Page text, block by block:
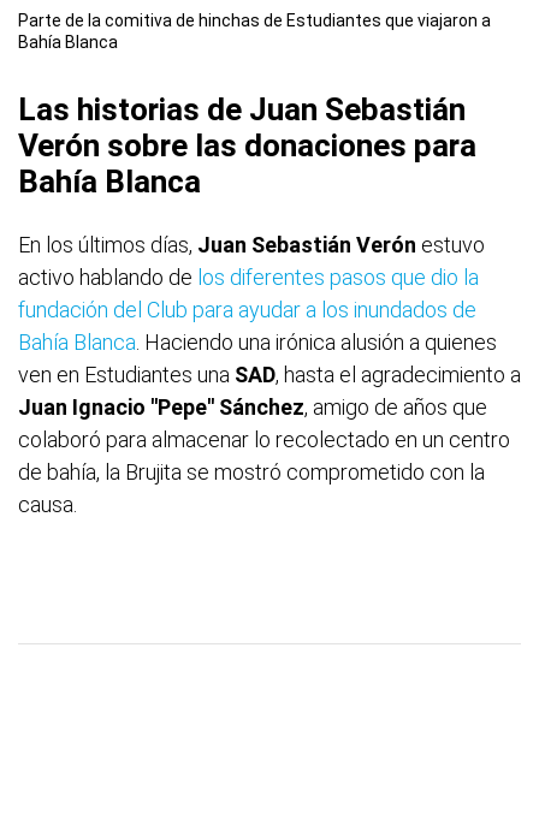
Parte de la comitiva de hinchas de Estudiantes que viajaron a
Bahía Blanca
Las historias de Juan Sebastián
Verón sobre las donaciones para
Bahía Blanca
En los últimos días, Juan Sebastián Verón estuvo
activo hablando de los diferentes pasos que dio la
fundación del Club para ayudar a los inundados de
Bahía Blanca . Haciendo una irónica alusión a quienes
ven en Estudiantes una SAD, hasta el agradecimiento a
Juan Ignacio ''Pepe'' Sánchez, amigo de años que
colaboró para almacenar lo recolectado en un centro
de bahía, la Brujita se mostró comprometido con la
causa.